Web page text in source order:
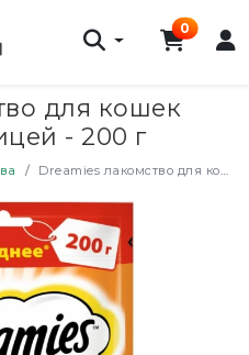
0
для кошек
- 200 г
Dreamies лакомство для кошек подушечки с курицей - 200 г